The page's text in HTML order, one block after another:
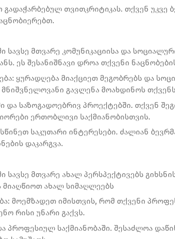
თვითკრიტიკას. თქვენ უკვე
სავსე მთვარე კომუნიკაციისა და
ეს შესანიშნავი დროა თქვენი
ყურადღება მიაქციეთ მეგობრებს და
გავლენა მოახდინოს
და საზოგადოებრივ პროექტებში. თქვენ
ერთობლივი საქმიანობისთვის.
საკუთარი ინტერესები. ძალიან
დაკარგვა.
სავსე მთვარე ახალ პერსპექტივებს
მიაღწიოთ ახალ სიმაღლეებს
მოემზადეთ იმისთვის, რომ თქვენი
რისი უნარი გაქვს.
პროფესიულ საქმიანობაში. შესაძლოა